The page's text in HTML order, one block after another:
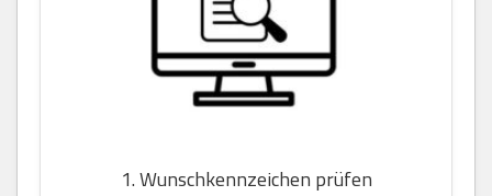
1. Wunschkennzeichen prüfen